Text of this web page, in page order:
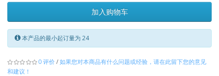
加入购物车
本产品的最小起订量为 24
0 评价/如果您对本商品有什么问题或经验，请在此留下您的意见
和建议！